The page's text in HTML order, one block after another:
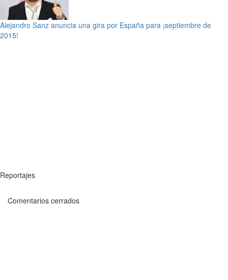
Alejandro Sanz anuncia una gira por España para ¡septiembre de
2015!
Reportajes
Comentarios cerrados